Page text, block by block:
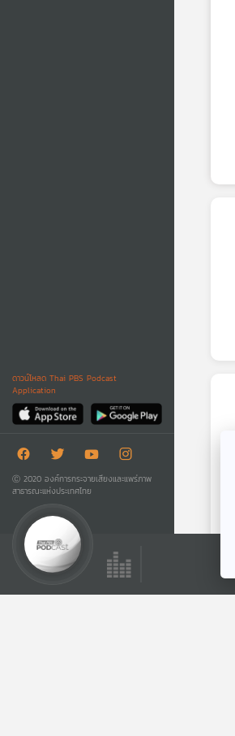
ดาวน์โหลด Thai PBS Podcast
Application
Ⓒ 2020 องค์การกระจายเสียงและแพร่ภาพ
สาธารณะแห่งประเทศไทย